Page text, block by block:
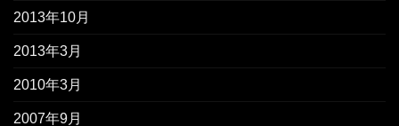
2013年10月
2013年3月
2010年3月
2007年9月